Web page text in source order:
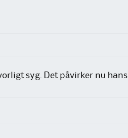
syg. Det påvirker nu hans